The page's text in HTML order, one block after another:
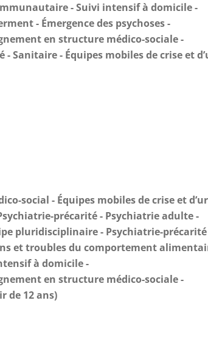
Suivi intensif à domicile
Émergence des psychoses
en structure médico-sociale
Sanitaire
Équipes mobiles de crise et
social
Équipes mobiles de crise et
précarité
Psychiatrie adulte
pluridisciplinaire
Psychiatrie-précarité
et troubles du comportement
à domicile
en structure médico-sociale
de 12 ans)